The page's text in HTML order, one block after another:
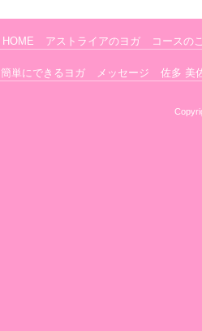
HOME アストライアのヨガ コースの
簡単にできるヨガ メッセージ 佐多 美